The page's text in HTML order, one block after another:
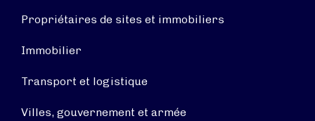
Propriétaires de sites et immobiliers
Immobilier
Transport et logistique
Villes, gouvernement et armée